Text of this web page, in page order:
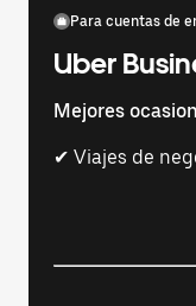
Para cuentas de
Uber
Mejores
✔ Viajes de